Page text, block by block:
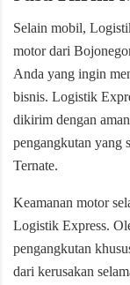
Selain mobil,
motor dari
Anda yang ingin
bisnis. Logistik
dikirim dengan
pengangkutan yang
Ternate.
Keamanan motor
Logistik Express.
pengangkutan
dari kerusakan